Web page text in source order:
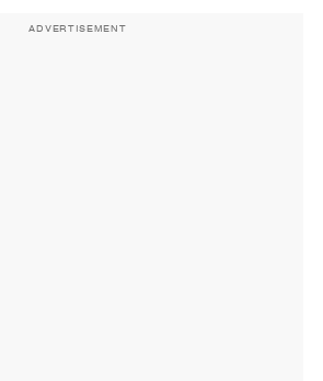
ADVERTISEMENT